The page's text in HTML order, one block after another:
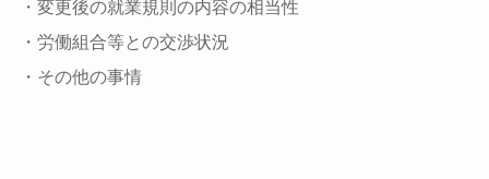
・変更後の就業規則の内容の相当性
・労働組合等との交渉状況
・その他の事情